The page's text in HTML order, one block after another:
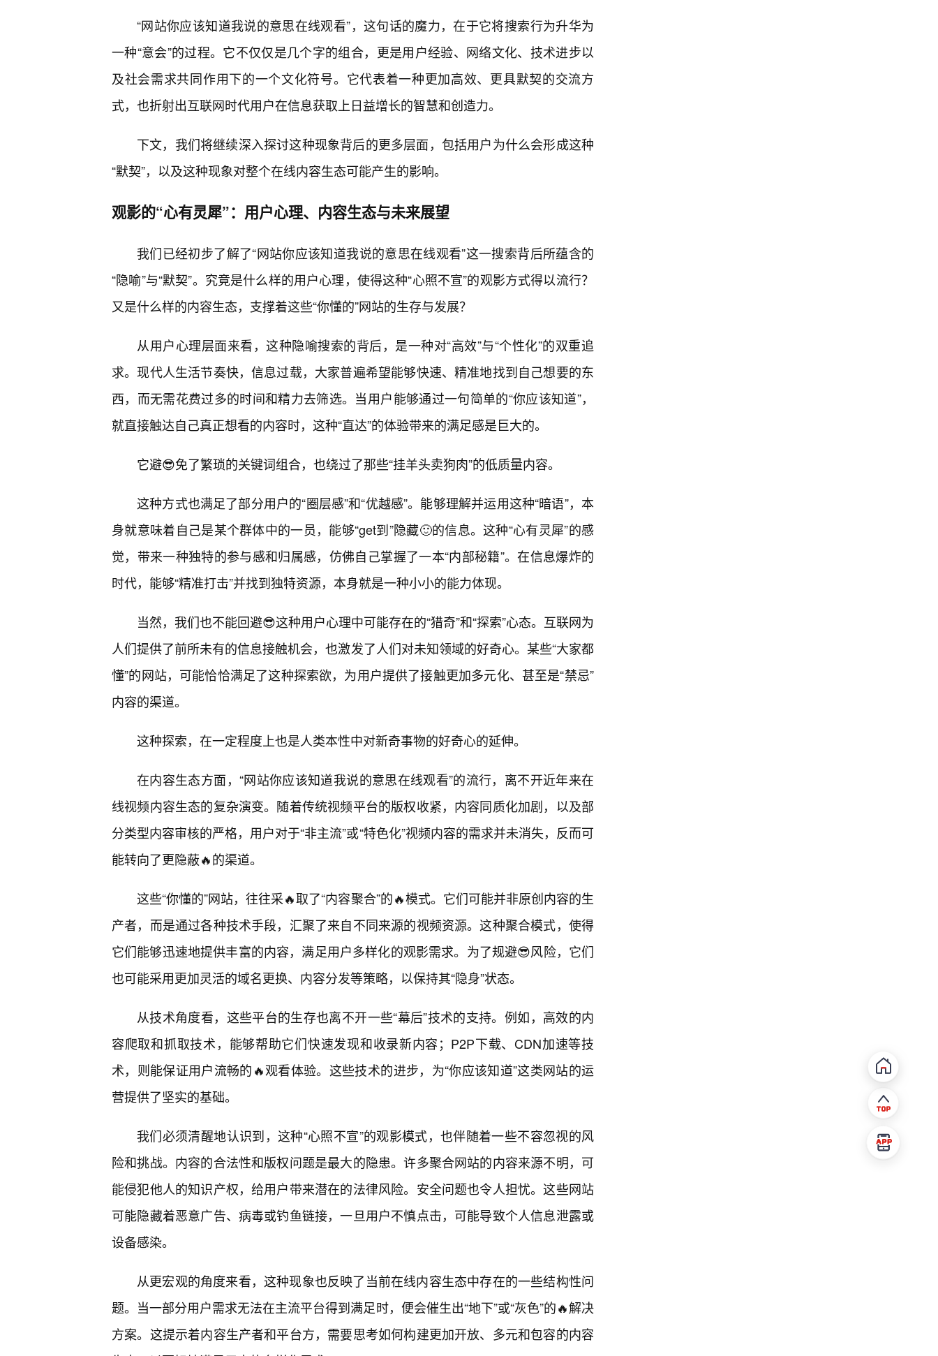
“网站你应该知道我说的意思在线观看”，这句话的魔力，在于它将搜索行为升华为
一种“意会”的过程。它不仅仅是几个字的组合，更是用户经验、网络文化、技术进步以
及社会需求共同作用下的一个文化符号。它代表着一种更加高效、更具默契的交流方
式，也折射出互联网时代用户在信息获取上日益增长的智慧和创造力。
下文，我们将继续深入探讨这种现象背后的更多层面，包括用户为什么会形成这种
“默契”，以及这种现象对整个在线内容生态可能产生的影响。
观影的“心有灵犀”：用户心理、内容生态与未来展望
我们已经初步了解了“网站你应该知道我说的意思在线观看”这一搜索背后所蕴含的
“隐喻”与“默契”。究竟是什么样的用户心理，使得这种“心照不宣”的观影方式得以流行？
又是什么样的内容生态，支撑着这些“你懂的”网站的生存与发展？
从用户心理层面来看，这种隐喻搜索的背后，是一种对“高效”与“个性化”的双重追
求。现代人生活节奏快，信息过载，大家普遍希望能够快速、精准地找到自己想要的东
西，而无需花费过多的时间和精力去筛选。当用户能够通过一句简单的“你应该知道”，
就直接触达自己真正想看的内容时，这种“直达”的体验带来的满足感是巨大的。
它避😎免了繁琐的关键词组合，也绕过了那些“挂羊头卖狗肉”的低质量内容。
这种方式也满足了部分用户的“圈层感”和“优越感”。能够理解并运用这种“暗语”，本
身就意味着自己是某个群体中的一员，能够“get到”隐藏🙂的信息。这种“心有灵犀”的感
觉，带来一种独特的参与感和归属感，仿佛自己掌握了一本“内部秘籍”。在信息爆炸的
时代，能够“精准打击”并找到独特资源，本身就是一种小小的能力体现。
当然，我们也不能回避😎这种用户心理中可能存在的“猎奇”和“探索”心态。互联网为
人们提供了前所未有的信息接触机会，也激发了人们对未知领域的好奇心。某些“大家都
懂”的网站，可能恰恰满足了这种探索欲，为用户提供了接触更加多元化、甚至是“禁忌”
内容的渠道。
这种探索，在一定程度上也是人类本性中对新奇事物的好奇心的延伸。
在内容生态方面，“网站你应该知道我说的意思在线观看”的流行，离不开近年来在
线视频内容生态的复杂演变。随着传统视频平台的版权收紧，内容同质化加剧，以及部
分类型内容审核的严格，用户对于“非主流”或“特色化”视频内容的需求并未消失，反而可
能转向了更隐蔽🔥的渠道。
这些“你懂的”网站，往往采🔥取了“内容聚合”的🔥模式。它们可能并非原创内容的生
产者，而是通过各种技术手段，汇聚了来自不同来源的视频资源。这种聚合模式，使得
它们能够迅速地提供丰富的内容，满足用户多样化的观影需求。为了规避😎风险，它们
也可能采用更加灵活的域名更换、内容分发等策略，以保持其“隐身”状态。
从技术角度看，这些平台的生存也离不开一些“幕后”技术的支持。例如，高效的内
容爬取和抓取技术，能够帮助它们快速发现和收录新内容；P2P下载、CDN加速等技
术，则能保证用户流畅的🔥观看体验。这些技术的进步，为“你应该知道”这类网站的运
营提供了坚实的基础。
我们必须清醒地认识到，这种“心照不宣”的观影模式，也伴随着一些不容忽视的风
险和挑战。内容的合法性和版权问题是最大的隐患。许多聚合网站的内容来源不明，可
能侵犯他人的知识产权，给用户带来潜在的法律风险。安全问题也令人担忧。这些网站
可能隐藏着恶意广告、病毒或钓鱼链接，一旦用户不慎点击，可能导致个人信息泄露或
设备感染。
从更宏观的角度来看，这种现象也反映了当前在线内容生态中存在的一些结构性问
题。当一部分用户需求无法在主流平台得到满足时，便会催生出“地下”或“灰色”的🔥解决
方案。这提示着内容生产者和平台方，需要思考如何构建更加开放、多元和包容的内容